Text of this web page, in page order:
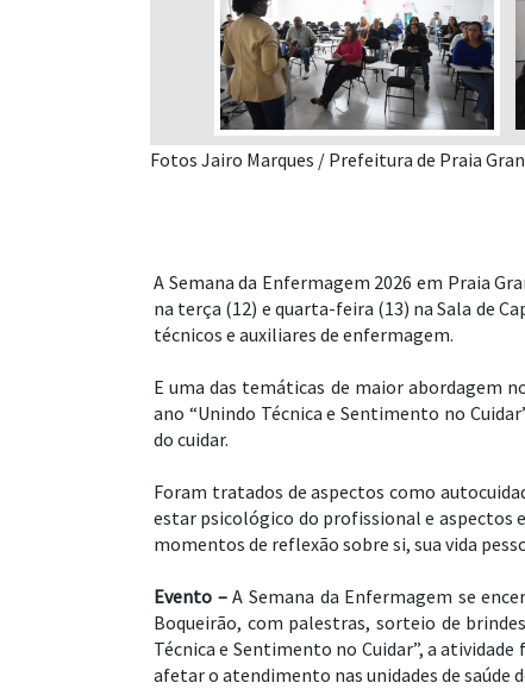
Fotos Jairo Marques / Prefeitura de Praia
A Semana da Enfermagem 2026 em Praia
na terça (12) e quarta-feira (13) na Sala de
técnicos e auxiliares de enfermagem.
E uma das temáticas de maior abordagem
ano “Unindo Técnica e Sentimento no
do cuidar.
Foram tratados de aspectos como
estar psicológico do profissional e aspectos
momentos de reflexão sobre si, sua vida
Evento –A Semana da Enfermagem se
Boqueirão, com palestras, sorteio de
Técnica e Sentimento no Cuidar”, a
afetar o atendimento nas unidades de saúde